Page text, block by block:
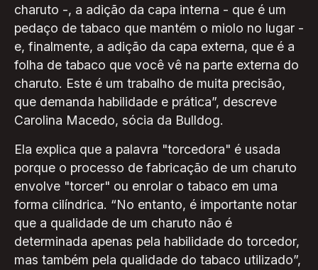
charuto -, a adição da capa interna - que é um
pedaço de tabaco que mantém o miolo no lugar -
e, finalmente, a adição da capa externa, que é a
folha de tabaco que você vê na parte externa do
charuto. Este é um trabalho de muita precisão,
que demanda habilidade e prática”, descreve
Carolina Macedo, sócia da Bulldog.
Ela explica que a palavra "torcedora" é usada
porque o processo de fabricação de um charuto
envolve "torcer" ou enrolar o tabaco em uma
forma cilíndrica. “No entanto, é importante notar
que a qualidade de um charuto não é
determinada apenas pela habilidade do torcedor,
mas também pela qualidade do tabaco utilizado”,